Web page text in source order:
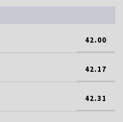
42.00
42.17
42.31